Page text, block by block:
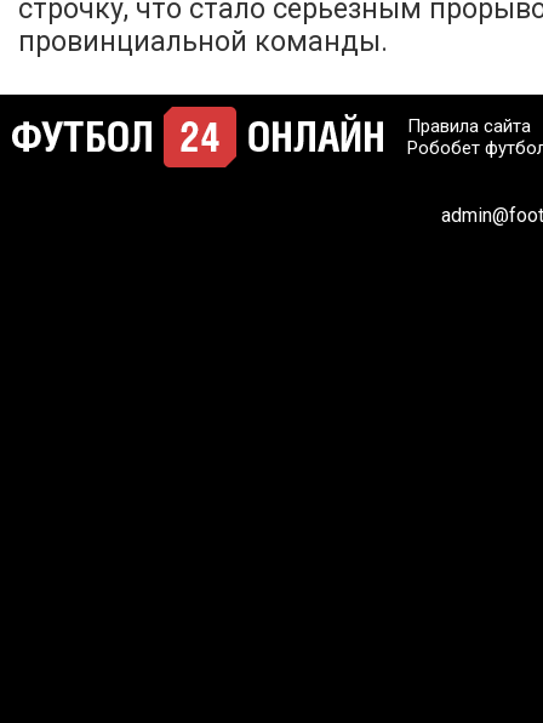
строчку, что стало серьезным
провинциальной команды.
Правила сайта
Робобет